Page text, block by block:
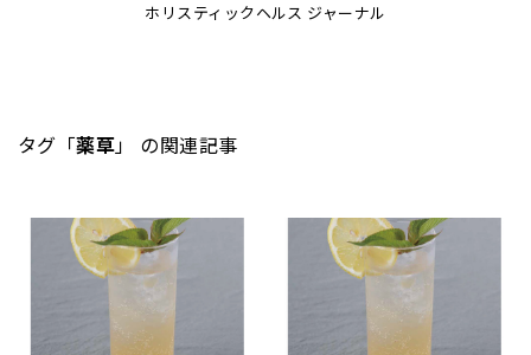
ホリスティックヘルス ジャーナル
タグ「薬草」 の関連記事